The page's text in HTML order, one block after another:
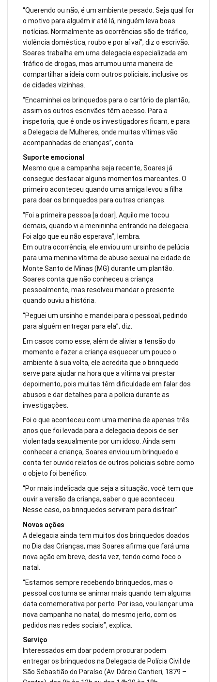
“Querendo ou não, é um ambiente pesado. Seja qual for
o motivo para alguém ir até lá, ninguém leva boas
notícias. Normalmente as ocorrências são de tráfico,
violência doméstica, roubo e por aí vai”, diz o escrivão.
Soares trabalha em uma delegacia especializada em
tráfico de drogas, mas arrumou uma maneira de
compartilhar a ideia com outros policiais, inclusive os
de cidades vizinhas.
“Encaminhei os brinquedos para o cartório de plantão,
assim os outros escrivães têm acesso. Para a
inspetoria, que é onde os investigadores ficam, e para
a Delegacia de Mulheres, onde muitas vítimas vão
acompanhadas de crianças”, conta.
Suporte emocional
Mesmo que a campanha seja recente, Soares já
consegue destacar alguns momentos marcantes. O
primeiro aconteceu quando uma amiga levou a filha
para doar os brinquedos para outras crianças.
“Foi a primeira pessoa [a doar]. Aquilo me tocou
demais, quando vi a menininha entrando na delegacia.
Foi algo que eu não esperava”, lembra.
Em outra ocorrência, ele enviou um ursinho de pelúcia
para uma menina vítima de abuso sexual na cidade de
Monte Santo de Minas (MG) durante um plantão.
Soares conta que não conheceu a criança
pessoalmente, mas resolveu mandar o presente
quando ouviu a história.
“Peguei um ursinho e mandei para o pessoal, pedindo
para alguém entregar para ela”, diz.
Em casos como esse, além de aliviar a tensão do
momento e fazer a criança esquecer um pouco o
ambiente à sua volta, ele acredita que o brinquedo
serve para ajudar na hora que a vítima vai prestar
depoimento, pois muitas têm dificuldade em falar dos
abusos e dar detalhes para a polícia durante as
investigações.
Foi o que aconteceu com uma menina de apenas três
anos que foi levada para a delegacia depois de ser
violentada sexualmente por um idoso. Ainda sem
conhecer a criança, Soares enviou um brinquedo e
conta ter ouvido relatos de outros policiais sobre como
o objeto foi benéfico.
“Por mais indelicada que seja a situação, você tem que
ouvir a versão da criança, saber o que aconteceu.
Nesse caso, os brinquedos serviram para distrair”.
Novas ações
A delegacia ainda tem muitos dos brinquedos doados
no Dia das Crianças, mas Soares afirma que fará uma
nova ação em breve, desta vez, tendo como foco o
natal.
“Estamos sempre recebendo brinquedos, mas o
pessoal costuma se animar mais quando tem alguma
data comemorativa por perto. Por isso, vou lançar uma
nova campanha no natal, do mesmo jeito, com os
pedidos nas redes sociais”, explica.
Serviço
Interessados em doar podem procurar podem
entregar os brinquedos na Delegacia de Polícia Civil de
São Sebastião do Paraíso (Av. Dárcio Cantieri, 1879 –